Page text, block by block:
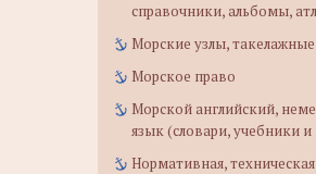
справочники, альбомы,
Морские узлы,
Морское право
Морской английский,
язык (словари, учебники и
Нормативная,